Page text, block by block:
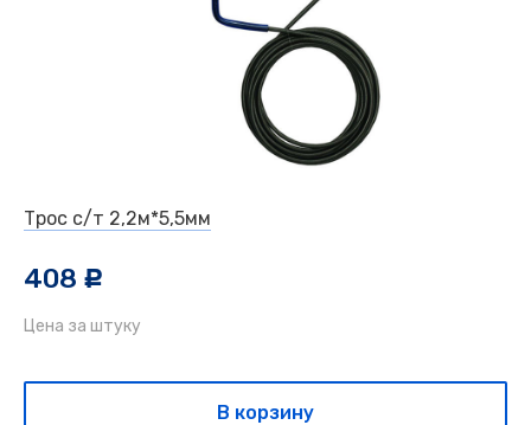
Трос с/т 2,2м*5,5мм
408 c
Цена за штуку
В корзину